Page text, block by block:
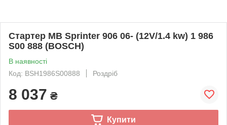
Стартер MB Sprinter 906 06- (12V/1.4 kw) 1 986
S00 888 (BOSCH)
В наявності
Код: BSH1986S00888
Роздріб
8 037 ₴
Купити